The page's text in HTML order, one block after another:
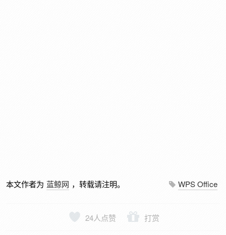
本文作者为 蓝鲸网 ，转载请注明。 WPS Office
24人点赞 打赏